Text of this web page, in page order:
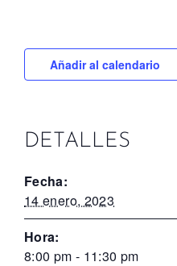
Añadir al calendario
DETALLES
Fecha:
14 enero, 2023
Hora:
8:00 pm - 11:30 pm